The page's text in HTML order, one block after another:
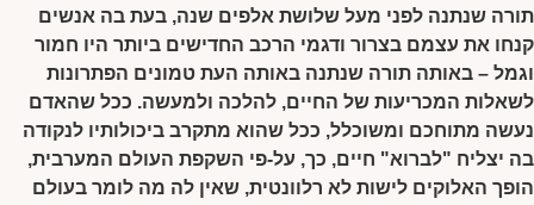
תורה שנתנה לפני מעל שלושת אלפים שנה, בעת בה אנשים
קנחו את עצמם בצרור ודגמי הרכב החדישים ביותר היו חמור
וגמל – באותה תורה שנתנה באותה העת טמונים הפתרונות
לשאלות המכריעות של החיים, להלכה ולמעשה. ככל שהאדם
נעשה מתוחכם ומשוכלל, ככל שהוא מתקרב ביכולותיו לנקודה
בה יצליח "לברוא" חיים, כך, על-פי השקפת העולם המערבית,
הופך האלוקים לישות לא רלוונטית, שאין לה מה לומר בעולם